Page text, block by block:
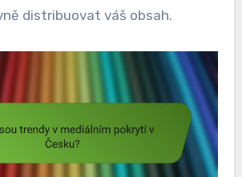
distribuovat váš obsah.